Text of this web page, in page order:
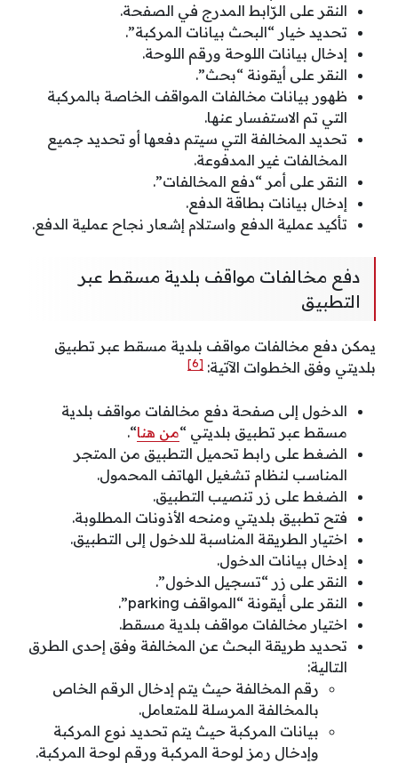
النقر على الرّابط المدرج في الصفحة.
تحديد خيار “البحث بيانات المركبة”.
إدخال بيانات اللوحة ورقم اللوحة.
النقر على أيقونة “بحث”.
ظهور بيانات مخالفات المواقف الخاصة بالمركبة
التي تم الاستفسار عنها.
تحديد المخالفة التي سيتم دفعها أو تحديد جميع
المخالفات غير المدفوعة.
النقر على أمر “دفع المخالفات”.
إدخال بيانات بطاقة الدفع.
تأكيد عملية الدفع واستلام إشعار نجاح عملية الدفع.
دفع مخالفات مواقف بلدية مسقط عبر
التطبيق
يمكن دفع مخالفات مواقف بلدية مسقط عبر تطبيق
بلديتي وفق الخطوات الآتية: [6]
الدخول إلى صفحة دفع مخالفات مواقف بلدية
مسقط عبر تطبيق بلديتي “من هنا“.
الضغط على رابط تحميل التطبيق من المتجر
المناسب لنظام تشغيل الهاتف المحمول.
الضغط على زر تنصيب التطبيق.
فتح تطبيق بلديتي ومنحه الأذونات المطلوبة.
اختيار الطريقة المناسبة للدخول إلى التطبيق.
إدخال بيانات الدخول.
النقر على زر “تسجيل الدخول”.
النقر على أيقونة “المواقف parking”.
اختيار مخالفات مواقف بلدية مسقط.
تحديد طريقة البحث عن المخالفة وفق إحدى الطرق
التالية:
رقم المخالفة حيث يتم إدخال الرقم الخاص
بالمخالفة المرسلة للمتعامل.
بيانات المركبة حيث يتم تحديد نوع المركبة
وإدخال رمز لوحة المركبة ورقم لوحة المركبة.